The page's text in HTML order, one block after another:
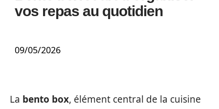
vos repas au quotidien
09/05/2026
La bento box, élément central de la cuisine